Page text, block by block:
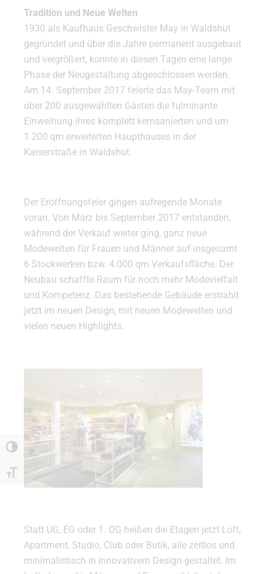
Umschalten auf hohe Kontraste
Schrift vergrößern
Tradition und Neue Welten
1930 als Kaufhaus Geschwister May in Waldshut
gegründet und über die Jahre permanent ausgebaut
und vergrößert, konnte in diesen Tagen eine lange
Phase der Neugestaltung abgeschlossen werden.
Am 14. September 2017 feierte das May-Team mit
über 200 ausgewählten Gästen die fulminante
Einweihung ihres komplett kernsanierten und um
1.200 qm erweiterten Haupthauses in der
Kaiserstraße in Waldshut.
Der Eröffnungsfeier gingen aufregende Monate
voran. Von März bis September 2017 entstanden,
während der Verkauf weiter ging, ganz neue
Modewelten für Frauen und Männer auf insgesamt
6 Stockwerken bzw. 4.000 qm Verkaufsfläche. Der
Neubau schaffte Raum für noch mehr Modevielfalt
und Kompetenz. Das bestehende Gebäude erstrahlt
jetzt im neuen Design, mit neuen Modewelten und
vielen neuen Highlights.
Statt UG, EG oder 1. OG heißen die Etagen jetzt Loft,
Apartment, Studio, Club oder Butik, alle zeitlos und
minimalistisch in innovativem Design gestaltet. Im